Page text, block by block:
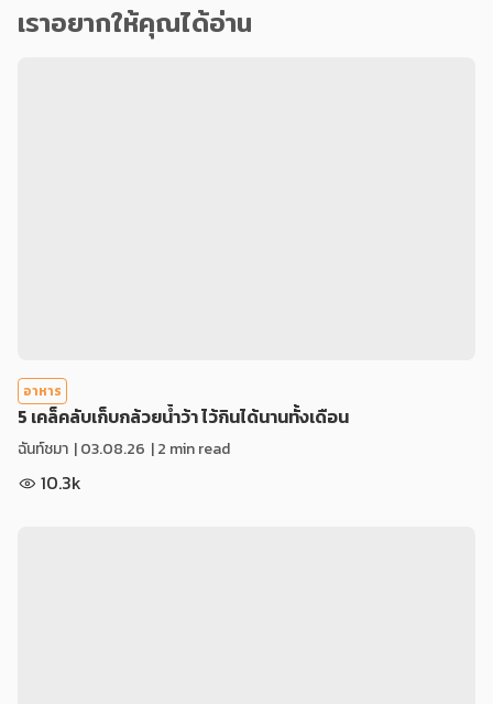
เราอยากให้คุณได้อ่าน
อาหาร
5 เคล็คลับเก็บกล้วยน้ำว้า ไว้กินได้นานทั้งเดือน
ฉันท์ชมา |03.08.26 | 2 min read
10.3k